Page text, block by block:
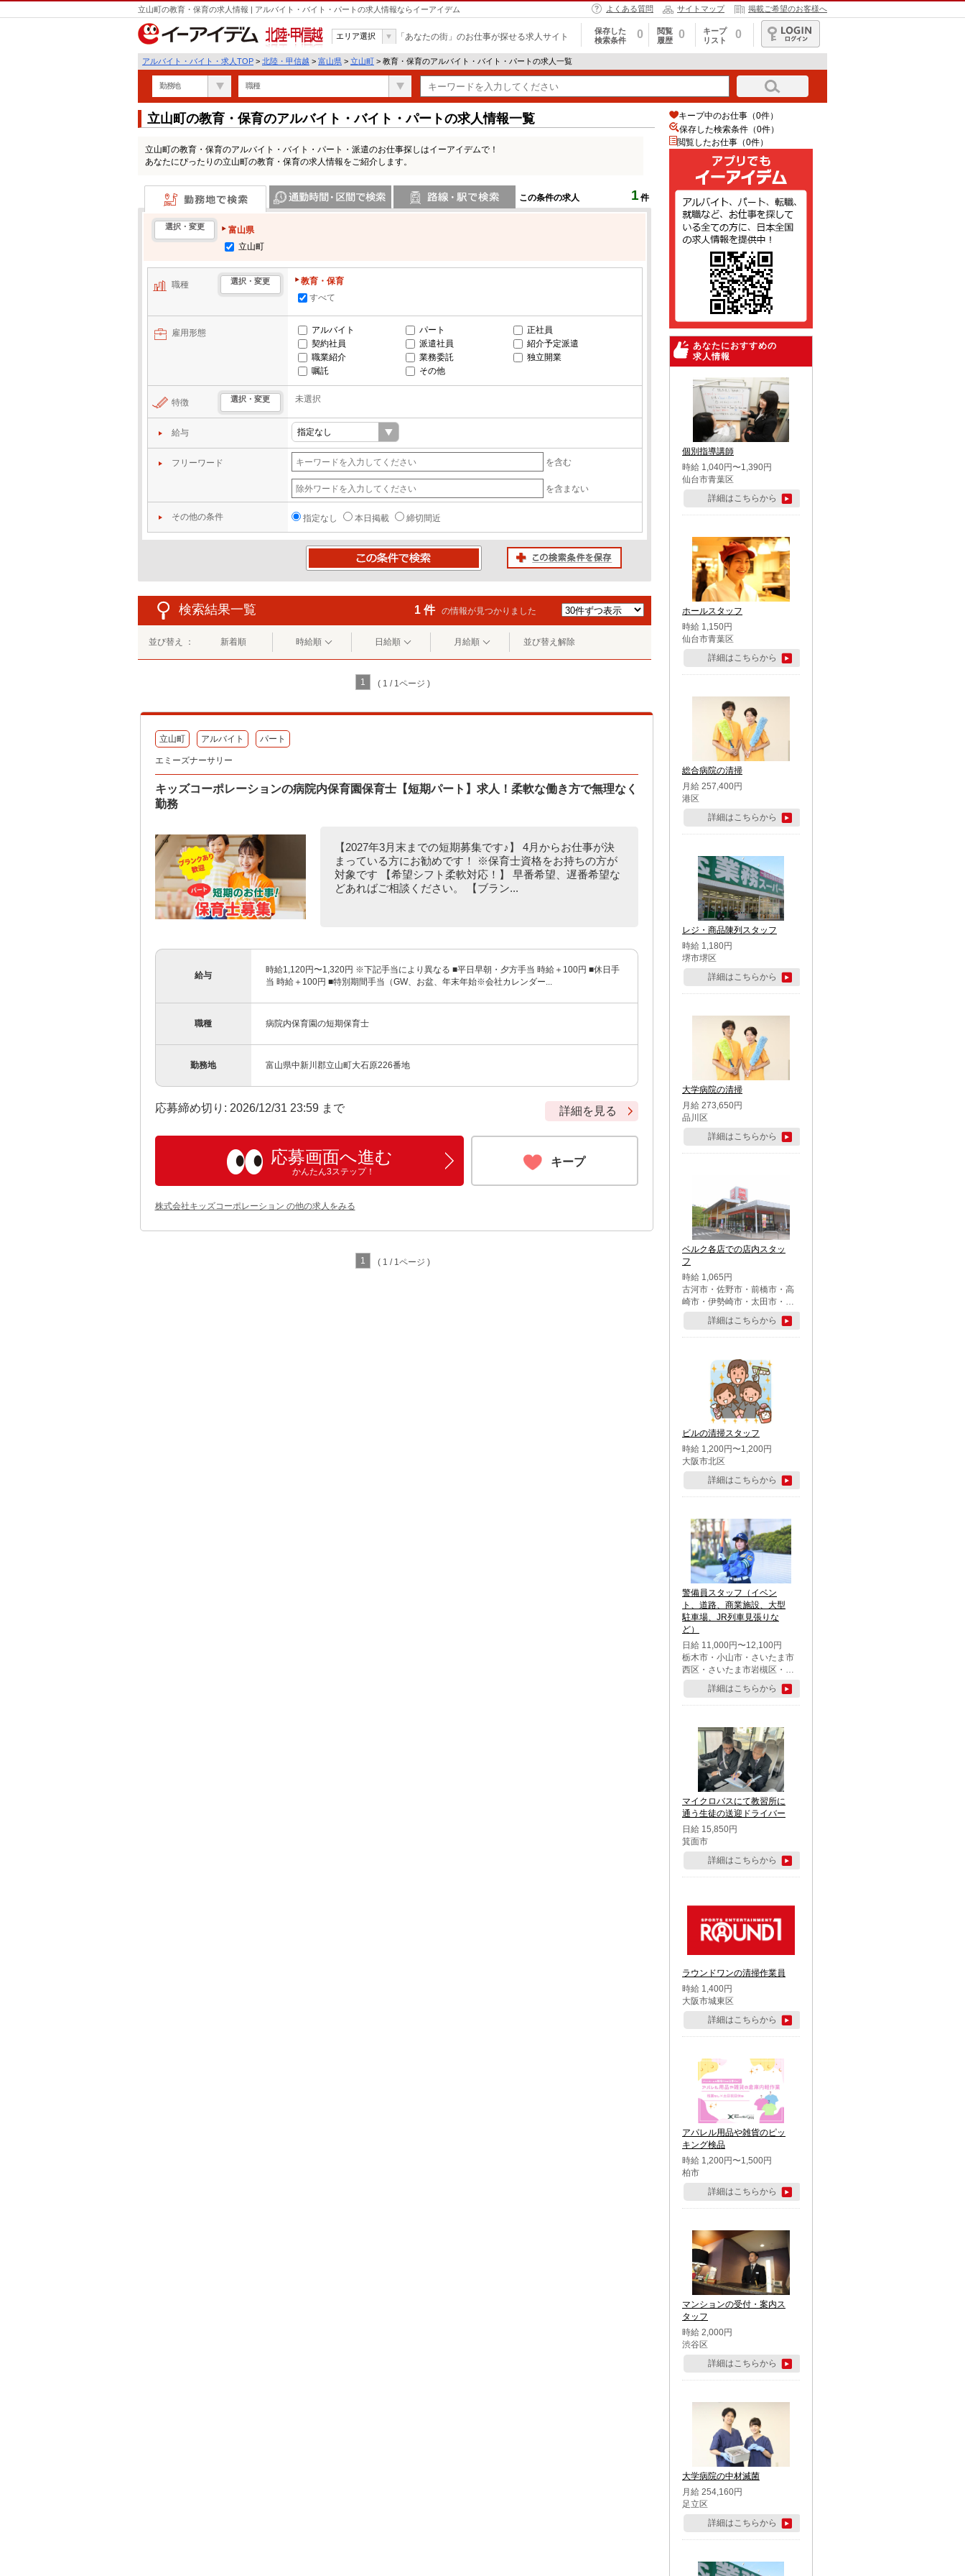
立山町の教育・保育の求人情報 | アルバイト・バイト・パートの求人情報ならイーアイデム よくある質問 サイトマップ 掲載ご希望のお客様へ
北陸・甲信越
エリア選択 「あなたの街」のお仕事が探せる求人サイト
保存した
検索条件
0
閲覧
履歴
0
キープ
リスト
0
ログイン
アルバイト・バイト・求人TOP > 北陸・甲信越 > 富山県 > 立山町 > 教育・保育のアルバイト・バイト・パートの求人一覧
勤務地 職種
立山町の教育・保育のアルバイト・バイト・パートの求人情報一覧
立山町の教育・保育のアルバイト・バイト・パート・派遣のお仕事探しはイーアイデムで！
あなたにぴったりの立山町の教育・保育の求人情報をご紹介します。
この条件の求人 1 件
勤務地で検索
選択・変更
富山県
立山町
職種 選択・変更
教育・保育
すべて
雇用形態 アルバイト パート
正社員
契約社員
派遣社員
紹介予定派遣
職業紹介
業務委託
独立開業
嘱託
その他
特徴 選択・変更 未選択
給与
フリーワード を含む
を含まない
その他の条件 指定なし 本日掲載 締切間近
検索結果一覧 1 件 の情報が見つかりました
並び替え ： 新着順 時給順 日給順 月給順 並び替え解除
1 ( 1 / 1ページ )
立山町 アルバイト パート
エミーズナーサリー
キッズコーポレーションの病院内保育園保育士【短期パート】求人！柔軟な働き方で無理なく
勤務
【2027年3月末までの短期募集です♪】 4月からお仕事が決
まっている方にお勧めです！ ※保育士資格をお持ちの方が
対象です 【希望シフト柔軟対応！】 早番希望、遅番希望な
どあればご相談ください。 【ブラン...
給与
時給1,120円〜1,320円 ※下記手当により異なる ■平日早朝・夕方手当 時給＋100円 ■休日手
当 時給＋100円 ■特別期間手当（GW、お盆、年末年始※会社カレンダー...
職種 病院内保育園の短期保育士
勤務地 富山県中新川郡立山町大石原226番地
応募締め切り: 2026/12/31 23:59 まで 詳細を見る
応募画面へ進む
かんたん3ステップ！
キープ
株式会社キッズコーポレーション の他の求人をみる
1 ( 1 / 1ページ )
キープ中のお仕事（0件）
保存した検索条件（0件）
閲覧したお仕事（0件）
あなたにおすすめの
求人情報
個別指導講師
時給 1,040円〜1,390円
仙台市青葉区
詳細はこちらから
ホールスタッフ
時給 1,150円
仙台市青葉区
詳細はこちらから
総合病院の清掃
月給 257,400円
港区
詳細はこちらから
レジ・商品陳列スタッフ
時給 1,180円
堺市堺区
詳細はこちらから
大学病院の清掃
月給 273,650円
品川区
詳細はこちらから
ベルク各店での店内スタッ
フ
時給 1,065円
古河市・佐野市・前橋市・高
崎市・伊勢崎市・太田市・館
林市・藤岡市・大泉町・さい
たま市北区・川越市・熊谷
市・行田市・秩父市・所沢
市・鶴ケ島市・千葉市中央
区・市川市・松戸市・習志野
市・柏市・流山市・八千代
市・足立区・江戸川区・八王
子市・町田市
詳細はこちらから
ビルの清掃スタッフ
時給 1,200円〜1,200円
大阪市北区
詳細はこちらから
警備員スタッフ（イベン
ト、道路、商業施設、大型
駐車場、JR列車見張りな
ど）
日給 11,000円〜12,100円
栃木市・小山市・さいたま市
西区・さいたま市岩槻区・久
喜市・蓮田市
詳細はこちらから
マイクロバスにて教習所に
通う生徒の送迎ドライバー
日給 15,850円
箕面市
詳細はこちらから
ラウンドワンの清掃作業員
時給 1,400円
大阪市城東区
詳細はこちらから
アパレル用品や雑貨のピッ
キング検品
時給 1,200円〜1,500円
柏市
詳細はこちらから
マンションの受付・案内ス
タッフ
時給 2,000円
渋谷区
詳細はこちらから
大学病院の中材滅菌
月給 254,160円
足立区
詳細はこちらから